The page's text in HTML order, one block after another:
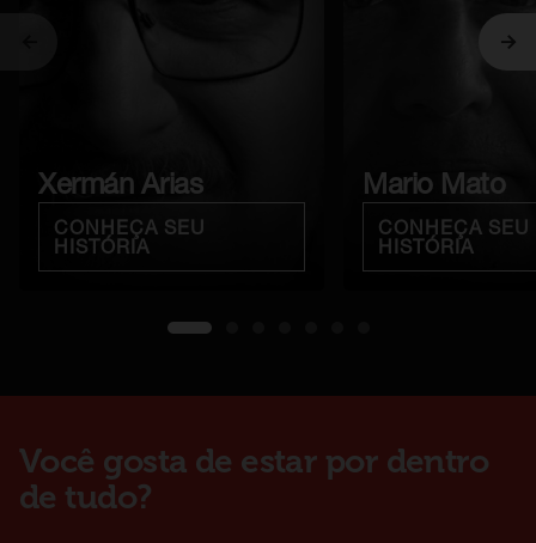
Xermán Arias
CONHEÇA SEU
HISTÓRIA
Mario Mato
CONHEÇA SEU
HISTÓRIA
1
Você gosta de estar por dentro
de tudo?